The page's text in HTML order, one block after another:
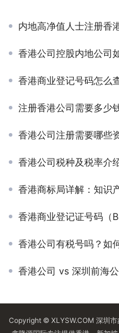
内地高净值人士注册香
香港公司控股内地公司如
香港商业登记号码怎么
注册香港公司需要多少
香港公司注册需要哪些
香港公司税种及税率介
香港商标局详解：知识
香港商业登记证号码（
香港公司有税号吗？如
香港公司 vs 深圳前海
Copyright © XLYSW.COM 深圳市